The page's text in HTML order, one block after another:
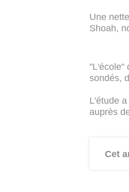
Une
Shoah,
"L'école"
sondés,
L'étude
auprès
Cet